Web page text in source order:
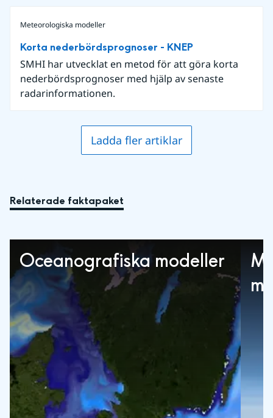
Meteorologiska modeller
Korta nederbördsprognoser - KNEP
SMHI har utvecklat en metod för att göra korta
nederbördsprognoser med hjälp av senaste
radarinformationen.
Ladda fler artiklar
Relaterade faktapaket
Oceanografiska modeller